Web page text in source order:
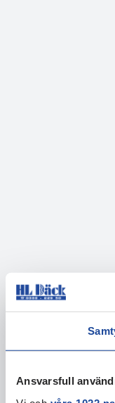
Ansvarsfull